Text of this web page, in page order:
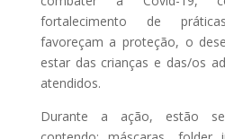
fortalecimento de
favoreçam a proteção, o
estar das crianças e das/os
atendidos.
Durante a ação, estão